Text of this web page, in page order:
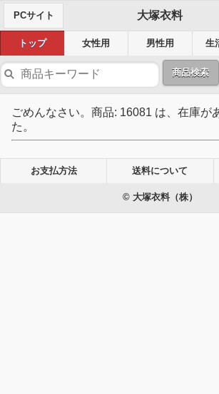
PCサイト 大塚衣料
トップ 女性用 男性用 生
商品検索
ごめんなさい。商品: 16081 は、在庫が
た。
お支払方法 送料について
© 大塚衣料（株）